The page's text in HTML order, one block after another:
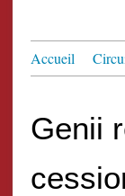
Accueil
Genii